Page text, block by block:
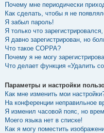
Почему мне периодически
Как сделать, чтобы я не
Я забыл пароль!
Я только что
Я давно зарегистрирован, но
Что такое COPPA?
Почему я не могу
Что делает функция «Удалить
Параметры и настройки
Как мне изменить мои
На конференции неправильное
Я изменил часовой пояс, но
Моего языка нет в списке!
Как я могу поместить